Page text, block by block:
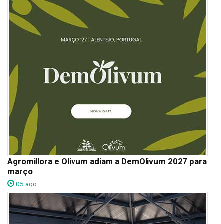
Agromillora e Olivum adiam a DemOlivum 2027 para
março
05 ago